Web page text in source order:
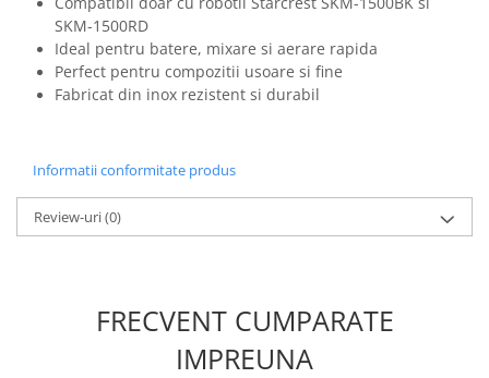
SKM-1500RD
Ideal pentru batere, mixare si aerare rapida
Perfect pentru compozitii usoare si fine
Fabricat din inox rezistent si durabil
Informatii conformitate produs
Review-uri(0)
FRECVENT CUMPARATE
IMPREUNA